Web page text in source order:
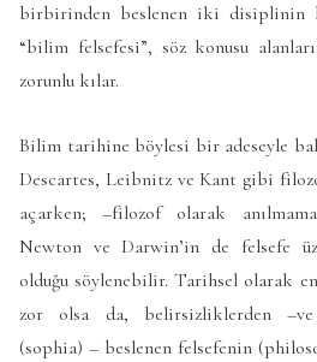
birbirinden beslenen iki disiplinin
“bilim felsefesi”, söz konusu
zorunlu kılar.
Bilim tarihine böylesi bir adeseyle
Descartes, Leibnitz ve Kant gibi
açarken; –filozof olarak
Newton ve Darwin’in de felsefe
olduğu söylenebilir. Tarihsel olarak
zor olsa da, belirsizliklerden
(sophia) – beslenen felsefenin